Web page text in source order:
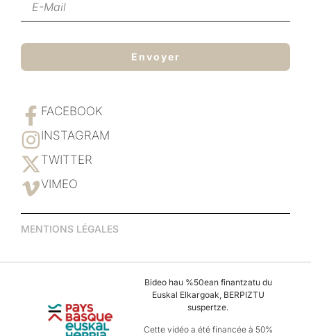
Envoyer
FACEBOOK
INSTAGRAM
TWITTER
VIMEO
MENTIONS LÉGALES
Bideo hau %50ean finantzatu du
Euskal Elkargoak, BERPIZTU
suspertze.
Cette vidéo a été financée à 50%